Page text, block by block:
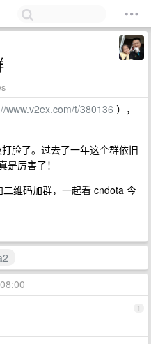
www.v2ex.com/t/380136 ），
脸了。过去了一年这个群依旧
厉害了！
维码加群，一起看 cndota 今
1